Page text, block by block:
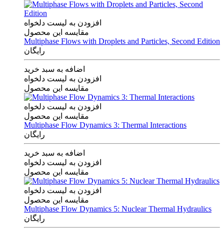
افزودن به لیست دلخواه
مقایسه این محصول
Multiphase Flows with Droplets and Particles, Second Edition
رایگان
اضافه به سبد خرید
افزودن به لیست دلخواه
مقایسه این محصول
افزودن به لیست دلخواه
مقایسه این محصول
Multiphase Flow Dynamics 3: Thermal Interactions
رایگان
اضافه به سبد خرید
افزودن به لیست دلخواه
مقایسه این محصول
افزودن به لیست دلخواه
مقایسه این محصول
Multiphase Flow Dynamics 5: Nuclear Thermal Hydraulics
رایگان